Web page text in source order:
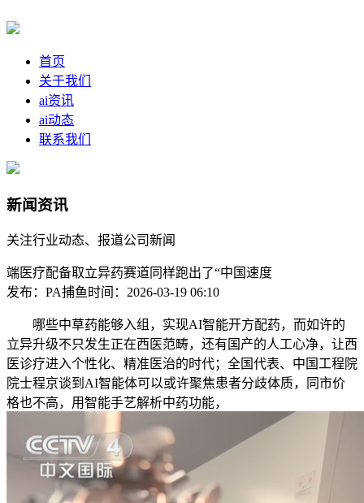
首页
关于我们
ai资讯
ai动态
联系我们
新闻资讯
关注行业动态、报道公司新闻
端医疗配备取立异药赛道同样跑出了“中国速度
发布：PA捕鱼时间：2026-03-19 06:10
哪些中草药能够入组，实现AI智能开方配药，而如许的
立异升级不只发生正在西医范畴，还有国产的人工心净，让西
医诊疗进入个性化、精准医治的时代；全国代表、中国工程院
院士程京谈到AI智能体可以或许聚焦患者分歧体质，同市价
格也不高，用智能手艺解析中药功能，